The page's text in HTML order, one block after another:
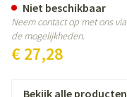
€ 27,28
Niet beschikbaar
Neem contact op met ons
de mogelijkheden.
Bekijk alle